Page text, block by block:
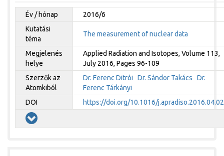
Év / hónap
2016/6
Kutatási
téma
The measurement of nuclear data
Megjelenés
helye
Applied Radiation and Isotopes, Volume 113,
July 2016, Pages 96-109
Szerzők az
Atomkiból
Dr. Ferenc Ditrói Dr. Sándor Takács
Dr.
Ferenc Tárkányi
DOI
https://doi.org/10.1016/